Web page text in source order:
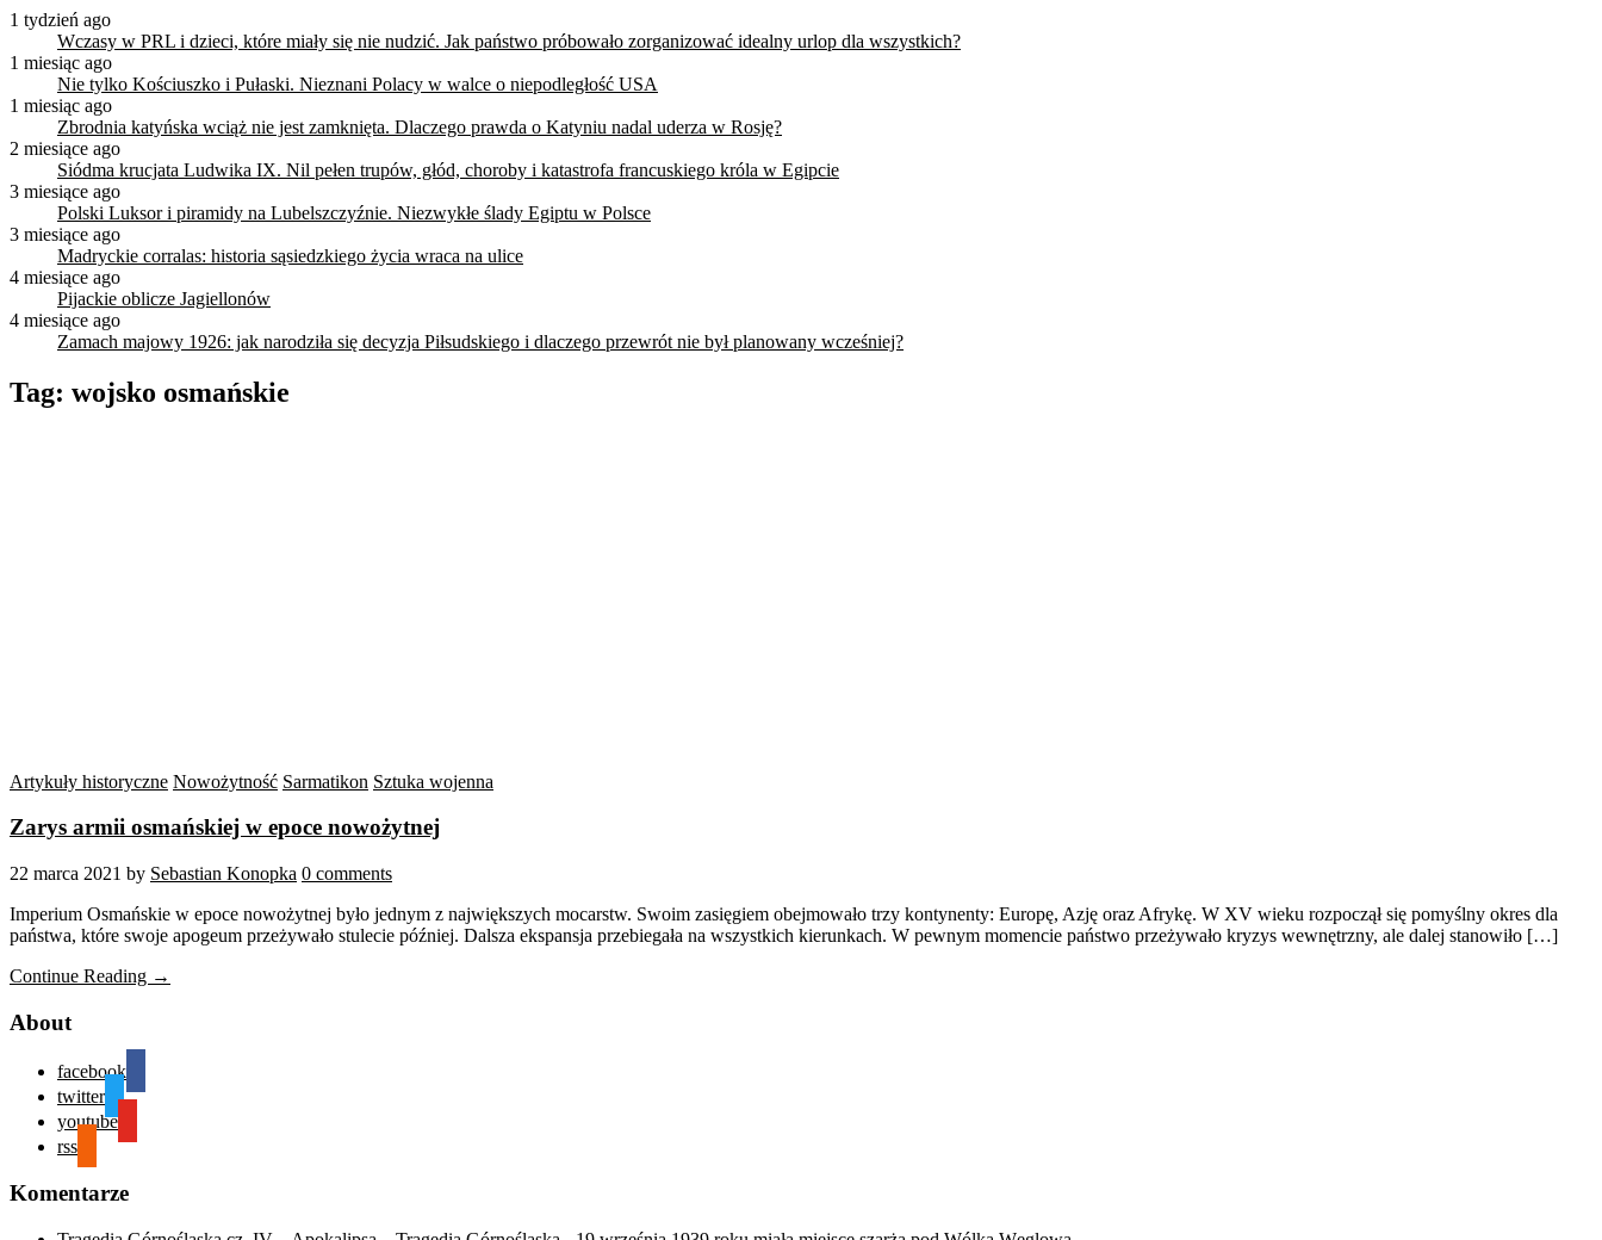
1 tydzień ago
Wczasy w PRL i dzieci, które miały się nie nudzić. Jak państwo próbowało zorganizować idealny urlop dla wszystkich?
1 miesiąc ago
Nie tylko Kościuszko i Pułaski. Nieznani Polacy w walce o niepodległość USA
1 miesiąc ago
Zbrodnia katyńska wciąż nie jest zamknięta. Dlaczego prawda o Katyniu nadal uderza w Rosję?
2 miesiące ago
Siódma krucjata Ludwika IX. Nil pełen trupów, głód, choroby i katastrofa francuskiego króla w Egipcie
3 miesiące ago
Polski Luksor i piramidy na Lubelszczyźnie. Niezwykłe ślady Egiptu w Polsce
3 miesiące ago
Madryckie corralas: historia sąsiedzkiego życia wraca na ulice
4 miesiące ago
Pijackie oblicze Jagiellonów
4 miesiące ago
Zamach majowy 1926: jak narodziła się decyzja Piłsudskiego i dlaczego przewrót nie był planowany wcześniej?
Tag: wojsko osmańskie
Artykuły historyczne Nowożytność Sarmatikon Sztuka wojenna
Zarys armii osmańskiej w epoce nowożytnej
22 marca 2021 by Sebastian Konopka 0 comments
Imperium Osmańskie w epoce nowożytnej było jednym z największych mocarstw. Swoim zasięgiem obejmowało trzy kontynenty: Europę, Azję oraz Afrykę. W XV wieku rozpoczął się pomyślny okres dla
państwa, które swoje apogeum przeżywało stulecie później. Dalsza ekspansja przebiegała na wszystkich kierunkach. W pewnym momencie państwo przeżywało kryzys wewnętrzny, ale dalej stanowiło […]
Continue Reading →
About
facebook
twitter
youtube
rss
Komentarze